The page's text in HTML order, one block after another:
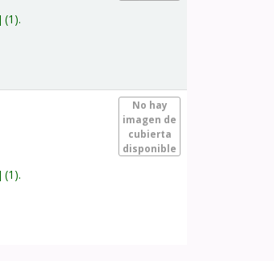
(1).
No hay
imagen de
cubierta
disponible
(1).